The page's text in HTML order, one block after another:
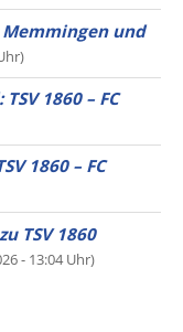
und
1860 – FC
1860 – FC
TSV 1860
- 13:04 Uhr)